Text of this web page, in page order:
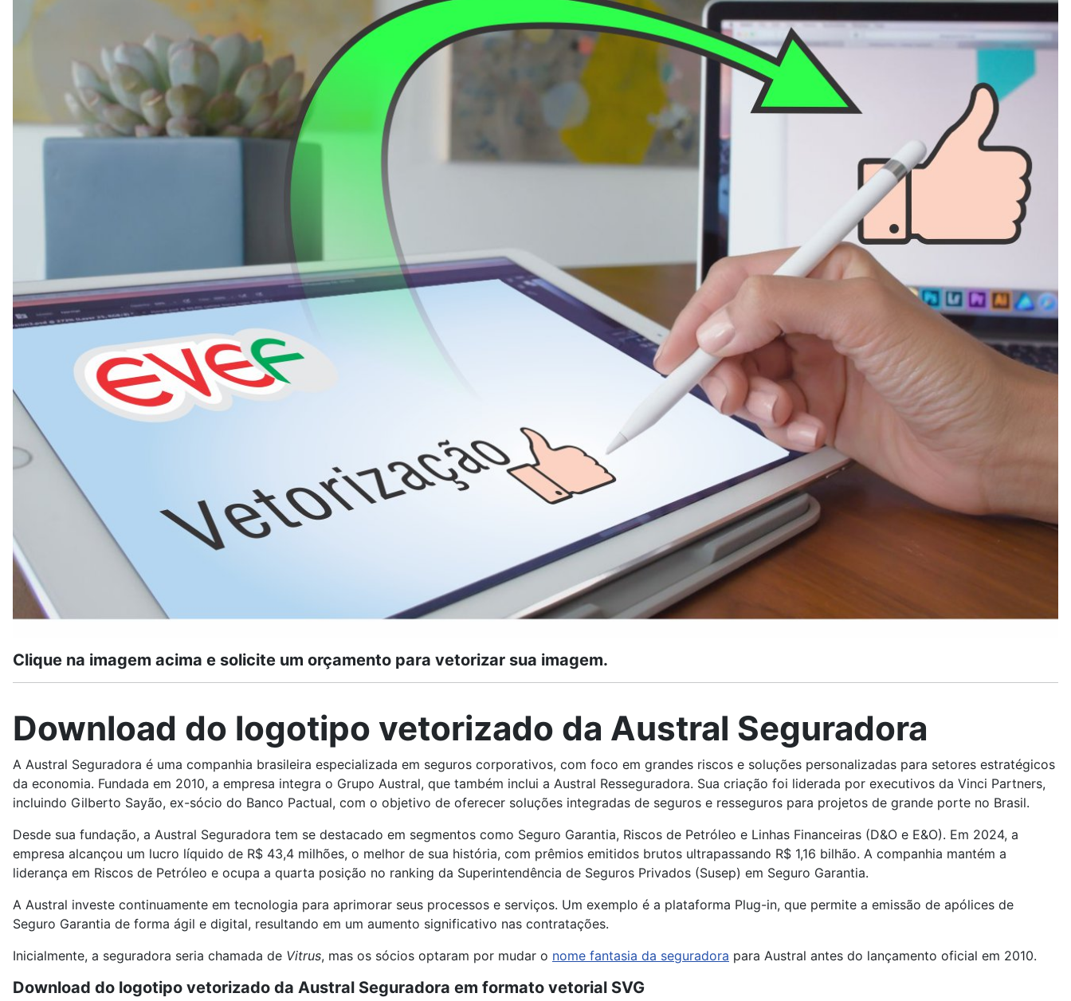
Clique na imagem acima e solicite um orçamento para vetorizar sua imagem.
Download do logotipo vetorizado da Austral Seguradora
A Austral Seguradora é uma companhia brasileira especializada em seguros corporativos, com foco em grandes riscos e soluções personalizadas para setores estratégicos
da economia. Fundada em 2010, a empresa integra o Grupo Austral, que também inclui a Austral Resseguradora. Sua criação foi liderada por executivos da Vinci Partners,
incluindo Gilberto Sayão, ex-sócio do Banco Pactual, com o objetivo de oferecer soluções integradas de seguros e resseguros para projetos de grande porte no Brasil.
Desde sua fundação, a Austral Seguradora tem se destacado em segmentos como Seguro Garantia, Riscos de Petróleo e Linhas Financeiras (D&O e E&O). Em 2024, a
empresa alcançou um lucro líquido de R$ 43,4 milhões, o melhor de sua história, com prêmios emitidos brutos ultrapassando R$ 1,16 bilhão. A companhia mantém a
liderança em Riscos de Petróleo e ocupa a quarta posição no ranking da Superintendência de Seguros Privados (Susep) em Seguro Garantia.
A Austral investe continuamente em tecnologia para aprimorar seus processos e serviços. Um exemplo é a plataforma Plug-in, que permite a emissão de apólices de
Seguro Garantia de forma ágil e digital, resultando em um aumento significativo nas contratações.
Inicialmente, a seguradora seria chamada de Vitrus, mas os sócios optaram por mudar o nome fantasia da seguradora para Austral antes do lançamento oficial em 2010.
Download do logotipo vetorizado da Austral Seguradora em formato vetorial SVG